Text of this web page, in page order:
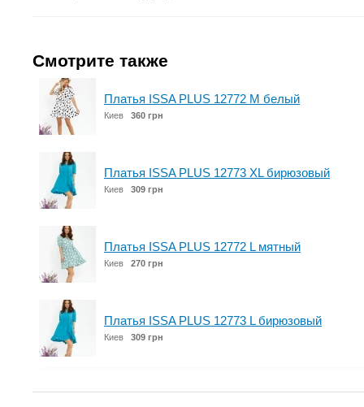
Смотрите также
Платья ISSA PLUS 12772 M белый
Киев 360 грн
Платья ISSA PLUS 12773 XL бирюзовый
Киев 309 грн
Платья ISSA PLUS 12772 L мятный
Киев 270 грн
Платья ISSA PLUS 12773 L бирюзовый
Киев 309 грн